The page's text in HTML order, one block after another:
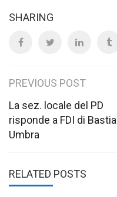
SHARING
Post
navigation
PREVIOUS POST
La sez. locale del PD
risponde a FDI di Bastia
Umbra
RELATED POSTS